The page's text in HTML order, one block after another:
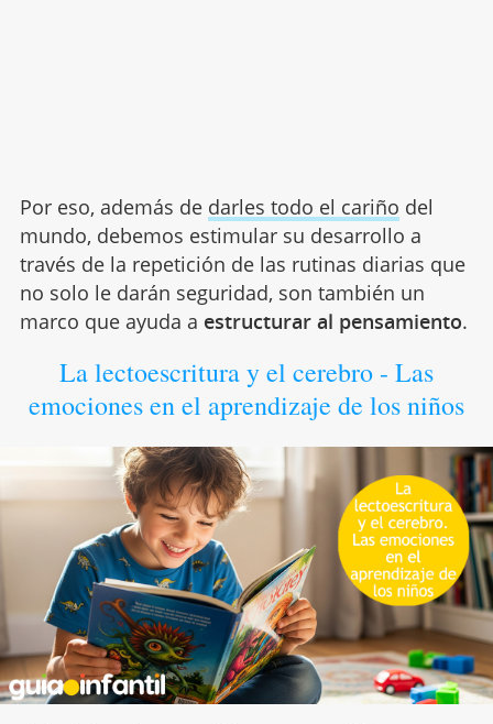
Por eso, además de darles todo el cariño del
mundo, debemos estimular su desarrollo a
través de la repetición de las rutinas diarias que
no solo le darán seguridad, son también un
marco que ayuda a estructurar al pensamiento.
La lectoescritura y el cerebro - Las
emociones en el aprendizaje de los niños